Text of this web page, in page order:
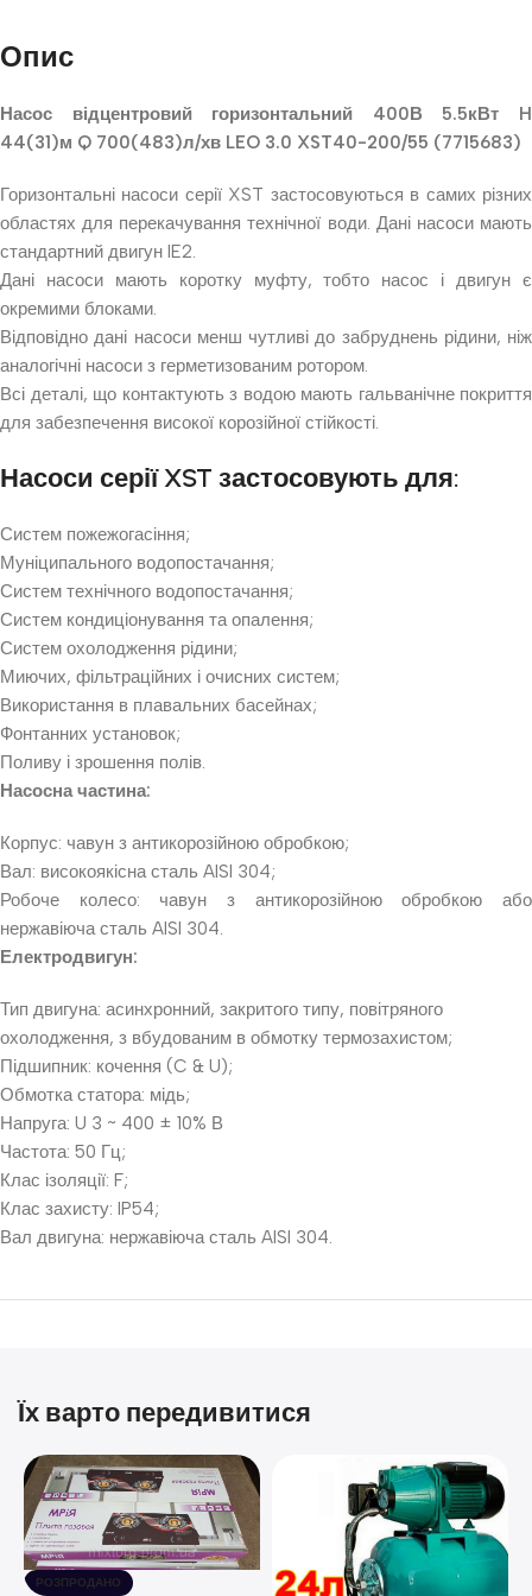
Опис
Насос відцентровий горизонтальний 400В 5.5кВт H
44(31)м Q 700(483)л/хв LEO 3.0 XST40-200/55 (7715683)
Горизонтальні насоси серії XST застосовуються в самих різних
областях для перекачування технічної води. Дані насоси мають
стандартний двигун IE2.
Дані насоси мають коротку муфту, тобто насос і двигун є
окремими блоками.
Відповідно дані насоси менш чутливі до забруднень рідини, ніж
аналогічні насоси з герметизованим ротором.
Всі деталі, що контактують з водою мають гальванічне покриття
для забезпечення високої корозійної стійкості.
Насоси серії XST застосовують для:
Систем пожежогасіння;
Муніципального водопостачання;
Систем технічного водопостачання;
Систем кондиціонування та опалення;
Систем охолодження рідини;
Миючих, фільтраційних і очисних систем;
Використання в плавальних басейнах;
Фонтанних установок;
Поливу і зрошення полів.
Насосна частина:
Корпус: чавун з антикорозійною обробкою;
Вал: високоякісна сталь AISI 304;
Робоче колесо: чавун з антикорозійною обробкою або
нержавіюча сталь AISI 304.
Електродвигун:
Тип двигуна: асинхронний, закритого типу, повітряного
охолодження, з вбудованим в обмотку термозахистом;
Підшипник: кочення (C & U);
Обмотка статора: мідь;
Напруга: U 3 ~ 400 ± 10% В
Частота: 50 Гц;
Клас ізоляції: F;
Клас захисту: IP54;
Вал двигуна: нержавіюча сталь AISI 304.
Їх варто передивитися
РОЗПРОДАНО